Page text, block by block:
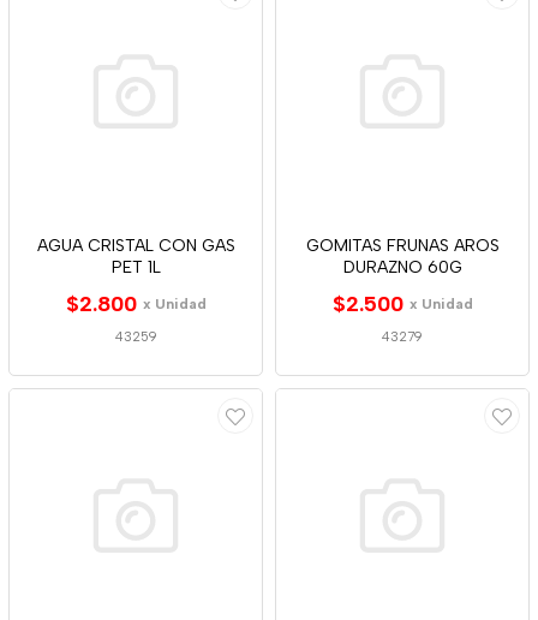
AGUA CRISTAL CON GAS
PET 1L
$2.800 x Unidad
43259
GOMITAS FRUNAS AROS
DURAZNO 60G
$2.500 x Unidad
43279